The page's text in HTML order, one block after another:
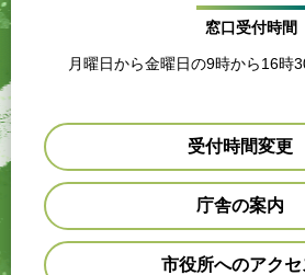
窓口受付時間
月曜日から金曜日の9時から16時
受付時間変更
庁舎の案内
市役所へのアクセ